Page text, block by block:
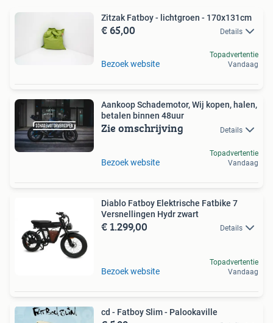
Zitzak Fatboy - lichtgroen - 170x131cm
€ 65,00 Details
Bezoek website
Topadvertentie
Vandaag
Aankoop Schademotor, Wij kopen, halen,
betalen binnen 48uur
Zie omschrijving Details
Bezoek website
Topadvertentie
Vandaag
Diablo Fatboy Elektrische Fatbike 7
Versnellingen Hydr zwart
€ 1.299,00 Details
Bezoek website
Topadvertentie
Vandaag
cd - Fatboy Slim - Palookaville